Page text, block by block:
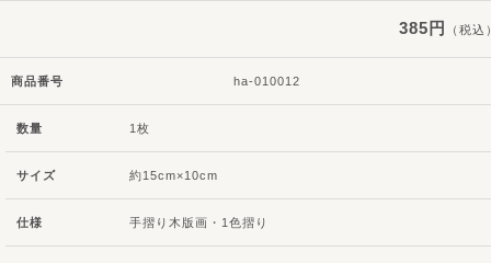
数量 1枚
サイズ 約15cm×10cm
仕様 手摺り木版画・1色摺り
385円 （税込
商品番号 ha-010012